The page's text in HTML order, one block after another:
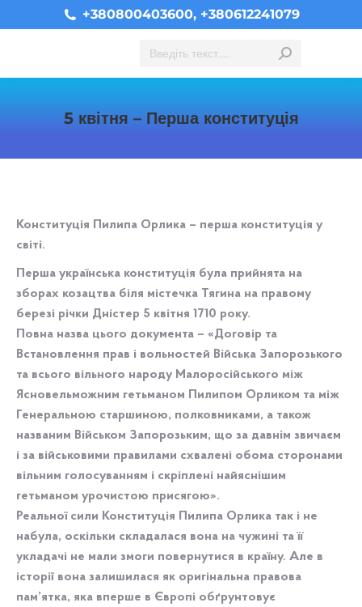
+380800403600, +380612241079
Search:
5 квітня – Перша конституція
Конституція Пилипа Орлика – перша конституція у
світі.
Перша українська конституція була прийнята на
зборах козацтва біля містечка Тягина на правому
березі річки Дністер 5 квітня 1710 року.
Повна назва цього документа – «Договір та
Встановлення прав і вольностей Війська Запорозького
та всього вільного народу Малоросійського між
Ясновельможним гетьманом Пилипом Орликом та між
Генеральною старшиною, полковниками, а також
названим Військом Запорозьким, що за давнім звичаєм
і за військовими правилами схвалені обома сторонами
вільним голосуванням і скріплені найяснішим
гетьманом урочистою присягою».
Реальної сили Конституція Пилипа Орлика так і не
набула, оскільки складалася вона на чужині та її
укладачі не мали змоги повернутися в країну. Але в
історії вона залишилася як оригінальна правова
пам’ятка, яка вперше в Європі обґрунтовує